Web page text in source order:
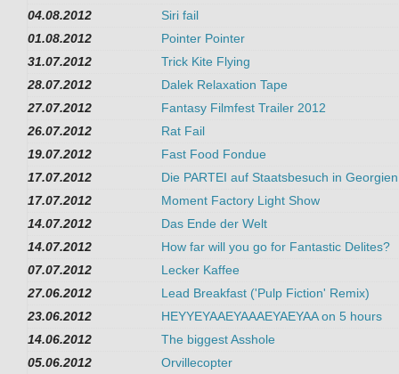
04.08.2012
Siri fail
01.08.2012
Pointer Pointer
31.07.2012
Trick Kite Flying
28.07.2012
Dalek Relaxation Tape
27.07.2012
Fantasy Filmfest Trailer 2012
26.07.2012
Rat Fail
19.07.2012
Fast Food Fondue
17.07.2012
Die PARTEI auf Staatsbesuch in Georgien
17.07.2012
Moment Factory Light Show
14.07.2012
Das Ende der Welt
14.07.2012
How far will you go for Fantastic Delites?
07.07.2012
Lecker Kaffee
27.06.2012
Lead Breakfast ('Pulp Fiction' Remix)
23.06.2012
HEYYEYAAEYAAAEYAEYAA on 5 hours
14.06.2012
The biggest Asshole
05.06.2012
Orvillecopter